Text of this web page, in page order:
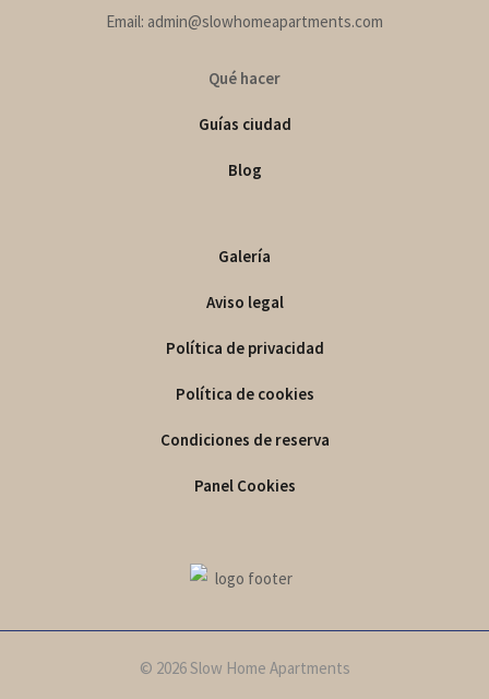
Email: admin@slowhomeapartments.com
Qué hacer
Guías ciudad
Blog
Galería
Aviso legal
Política de privacidad
Política de cookies
Condiciones de reserva
Panel Cookies
© 2026 Slow Home Apartments